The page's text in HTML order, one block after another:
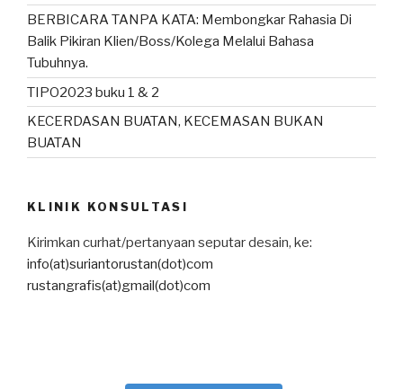
BERBICARA TANPA KATA: Membongkar Rahasia Di
Balik Pikiran Klien/Boss/Kolega Melalui Bahasa
Tubuhnya.
TIPO2023 buku 1 & 2
KECERDASAN BUATAN, KECEMASAN BUKAN
BUATAN
KLINIK KONSULTASI
Kirimkan curhat/pertanyaan seputar desain, ke:
info(at)suriantorustan(dot)com
rustangrafis(at)gmail(dot)com